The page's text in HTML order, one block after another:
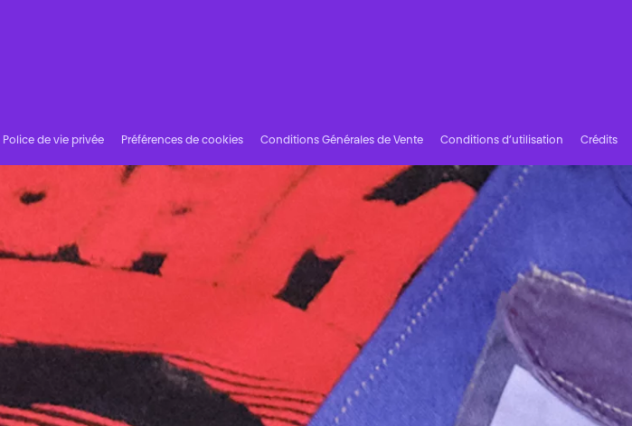
Police de vie privée Préférences de cookies Conditions Générales de Vente Conditions d’utilisation Crédits